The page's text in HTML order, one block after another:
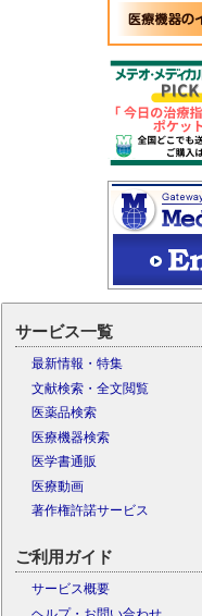
サービス一覧
最新情報・特集
文献検索・全文閲覧
医薬品検索
医療機器検索
医学書通販
医療動画
著作権許諾サービス
ご利用ガイド
サービス概要